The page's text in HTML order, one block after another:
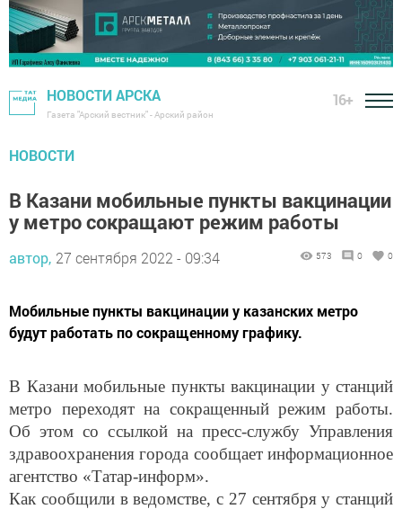
НОВОСТИ АРСКА
Газета "Арский вестник" - Арский район
16+
НОВОСТИ
В Казани мобильные пункты вакцинации
у метро сокращают режим работы
автор, 27 сентября 2022 - 09:34 573 0 0
Мобильные пункты вакцинации у казанских метро
будут работать по сокращенному графику.
В Казани мобильные пункты вакцинации у станций
метро переходят на сокращенный режим работы.
Об этом со ссылкой на пресс-службу Управления
здравоохранения города сообщает информационное
агентство «Татар-информ».
Как сообщили в ведомстве, с 27 сентября у станций